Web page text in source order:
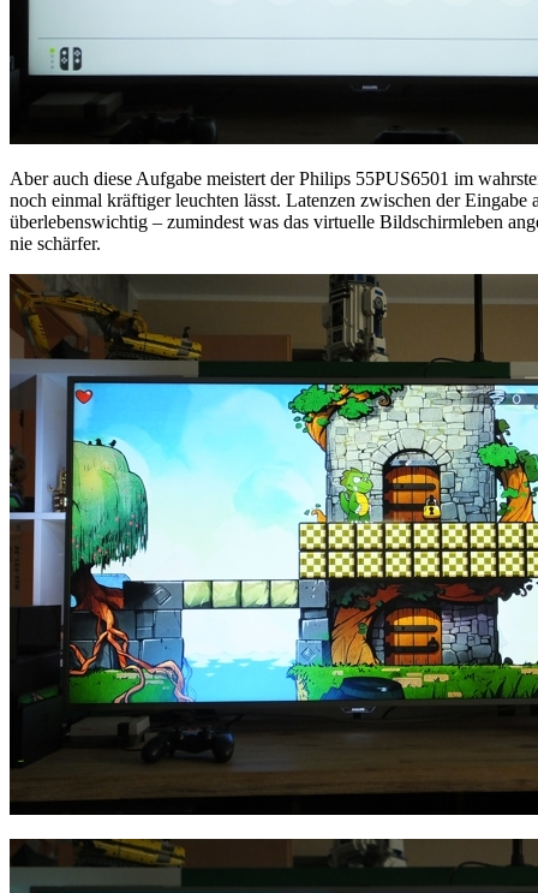
Aber auch diese Aufgabe meistert der Philips 55PUS6501 im
noch einmal kräftiger leuchten lässt. Latenzen zwischen der
überlebenswichtig – zumindest was das virtuelle Bildschirmleben
nie schärfer.